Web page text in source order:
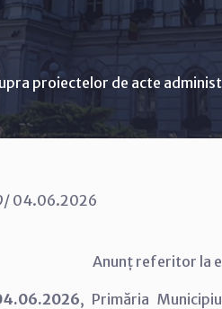
proiectelor de acte
04.06.2026
Anunț referitor la
, Primăria